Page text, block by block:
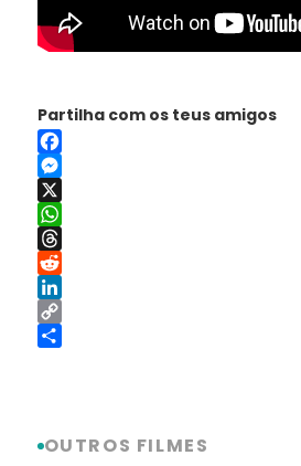
Partilha com os teus amigos
Facebook
Messenger
X
WhatsApp
Threads
Reddit
LinkedIn
Copy
OUTROS FILMES